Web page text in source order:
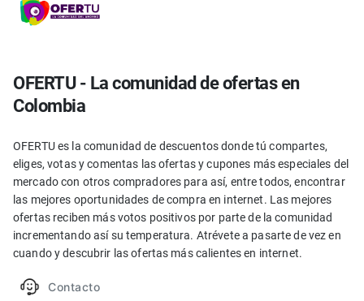
OFERTU - La comunidad de ofertas en
Colombia
OFERTU es la comunidad de descuentos donde tú compartes,
eliges, votas y comentas las ofertas y cupones más especiales del
mercado con otros compradores para así, entre todos, encontrar
las mejores oportunidades de compra en internet. Las mejores
ofertas reciben más votos positivos por parte de la comunidad
incrementando así su temperatura. Atrévete a pasarte de vez en
cuando y descubrir las ofertas más calientes en internet.
Contacto